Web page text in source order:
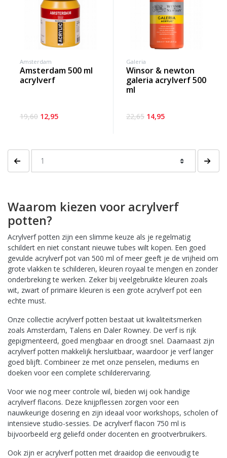
Amsterdam
amsterdam 500 ml
acrylverf
19,60 12,95
Galeria
winsor & newton
galeria acrylverf 500
ml
22,65 14,95
Vorige pagina
Waarom kiezen voor acrylverf
potten?
Acrylverf potten zijn een slimme keuze als je regelmatig
schildert en niet constant nieuwe tubes wilt kopen. Een goed
gevulde acrylverf pot van 500 ml of meer geeft je de vrijheid om
grote vlakken te schilderen, kleuren royaal te mengen en zonder
onderbreking te werken. Zeker bij veelgebruikte kleuren zoals
wit, zwart of primaire kleuren is een grote acrylverf pot een
echte must.
Onze collectie acrylverf potten bestaat uit kwaliteitsmerken
zoals Amsterdam, Talens en Daler Rowney. De verf is rijk
gepigmenteerd, goed mengbaar en droogt snel. Daarnaast zijn
acrylverf potten makkelijk hersluitbaar, waardoor je verf langer
goed blijft. Combineer ze met onze penselen, mediums en
doeken voor een complete schilderervaring.
Voor wie nog meer controle wil, bieden wij ook handige
acrylverf flacons. Deze knijpflessen zorgen voor een
nauwkeurige dosering en zijn ideaal voor workshops, scholen of
intensieve studio-sessies. De acrylverf flacon 750 ml is
bijvoorbeeld erg geliefd onder docenten en grootverbruikers.
Ook zijn er acrylverf potten met draaidop die eenvoudig te